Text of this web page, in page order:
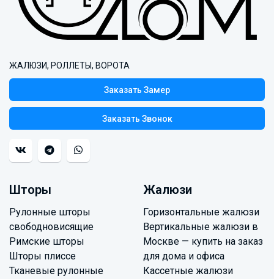
ЖАЛЮЗИ, РОЛЛЕТЫ, ВОРОТА
Заказать Замер
Заказать Звонок
Шторы
Рулонные шторы
свободновисящие
Римские шторы
Шторы плиссе
Тканевые рулонные
Жалюзи
Горизонтальные жалюзи
Вертикальные жалюзи в
Москве — купить на заказ
для дома и офиса
Кассетные жалюзи